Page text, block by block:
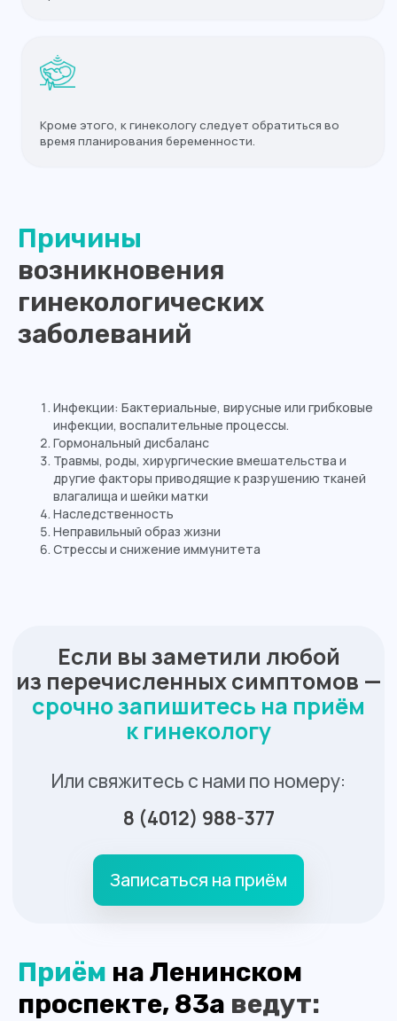
Кроме этого, к гинекологу следует обратиться во
время планирования беременности.
Причины
возникновения
гинекологических
заболеваний
Инфекции: Бактериальные, вирусные или грибковые
инфекции, воспалительные процессы.
Гормональный дисбаланс
Травмы, роды, хирургические вмешательства и
другие факторы приводящие к разрушению тканей
влагалища и шейки матки
Наследственность
Неправильный образ жизни
Стрессы и снижение иммунитета
Приём на Ленинском
проспекте, 83а ведут: